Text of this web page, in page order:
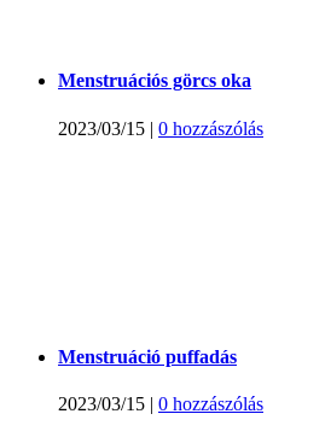
Menstruációs görcs oka
2023/03/15 | 0 hozzászólás
Menstruáció puffadás
2023/03/15 | 0 hozzászólás